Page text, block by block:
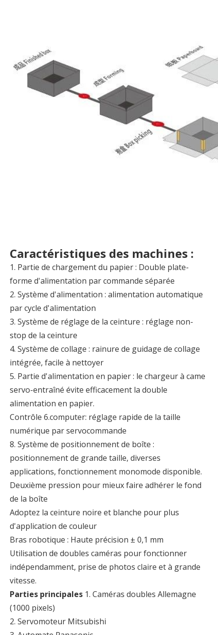
Caractéristiques des machines :
1. Partie de chargement du papier : Double plate-
forme d'alimentation par commande séparée
2. Système d'alimentation : alimentation automatique
par cycle d'alimentation
3. Système de réglage de la ceinture : réglage non-
stop de la ceinture
4. Système de collage : rainure de guidage de collage
intégrée, facile à nettoyer
5. Partie d'alimentation en papier : le chargeur à came
servo-entraîné évite efficacement la double
alimentation en papier.
Contrôle 6.computer: réglage rapide de la taille
numérique par servocommande
8. Système de positionnement de boîte :
positionnement de grande taille, diverses
applications, fonctionnement monomode disponible.
Deuxième pression pour mieux faire adhérer le fond
de la boîte
Adoptez la ceinture noire et blanche pour plus
d'application de couleur
Bras robotique : Haute précision ± 0,1 mm
Utilisation de doubles caméras pour fonctionner
indépendamment, prise de photos claire et à grande
vitesse.
Parties principales 1. Caméras doubles Allemagne
(1000 pixels)
2. Servomoteur Mitsubishi